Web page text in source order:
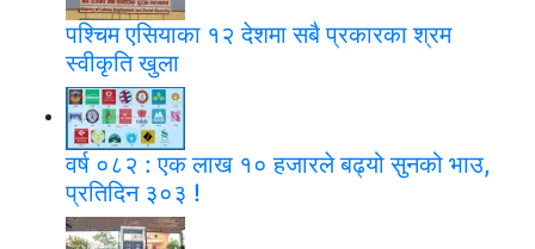
पश्चिम एसियाका १२ देशमा सबै प्रकारका श्रम
स्वीकृति खुला
वर्ष ०८२ : एक लाख १० हजारले बढ्यो सुनको भाउ,
प्रतिदिन ३०३ !